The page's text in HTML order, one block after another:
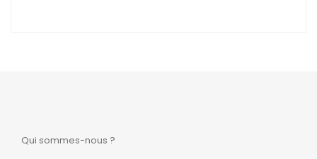
Qui sommes-nous ?